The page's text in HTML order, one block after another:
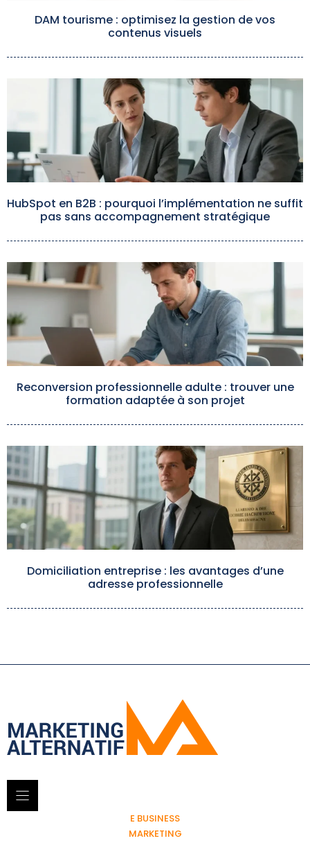
DAM tourisme : optimisez la gestion de vos
contenus visuels
HubSpot en B2B : pourquoi l’implémentation ne suffit
pas sans accompagnement stratégique
Reconversion professionnelle adulte : trouver une
formation adaptée à son projet
Domiciliation entreprise : les avantages d’une
adresse professionnelle
E BUSINESS
MARKETING